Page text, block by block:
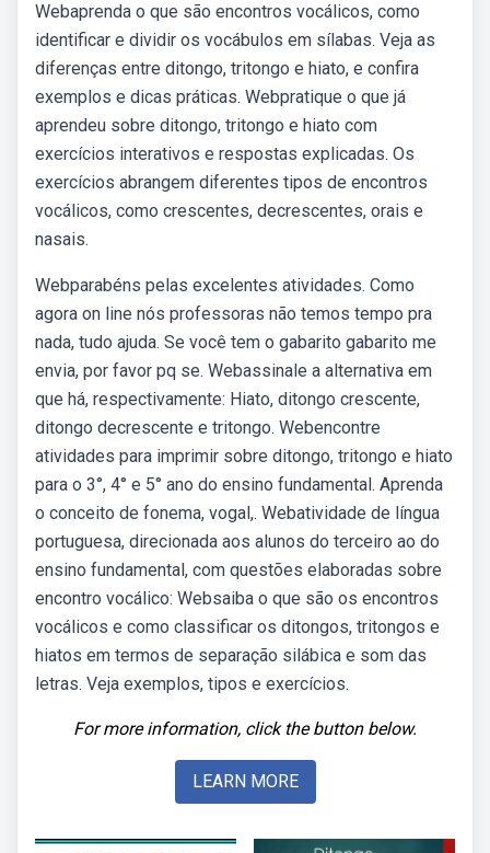
Webaprenda o que são encontros vocálicos, como
identificar e dividir os vocábulos em sílabas. Veja as
diferenças entre ditongo, tritongo e hiato, e confira
exemplos e dicas práticas. Webpratique o que já
aprendeu sobre ditongo, tritongo e hiato com
exercícios interativos e respostas explicadas. Os
exercícios abrangem diferentes tipos de encontros
vocálicos, como crescentes, decrescentes, orais e
nasais.
Webparabéns pelas excelentes atividades. Como
agora on line nós professoras não temos tempo pra
nada, tudo ajuda. Se você tem o gabarito gabarito me
envia, por favor pq se. Webassinale a alternativa em
que há, respectivamente: Hiato, ditongo crescente,
ditongo decrescente e tritongo. Webencontre
atividades para imprimir sobre ditongo, tritongo e hiato
para o 3°, 4° e 5° ano do ensino fundamental. Aprenda
o conceito de fonema, vogal,. Webatividade de língua
portuguesa, direcionada aos alunos do terceiro ao do
ensino fundamental, com questões elaboradas sobre
encontro vocálico: Websaiba o que são os encontros
vocálicos e como classificar os ditongos, tritongos e
hiatos em termos de separação silábica e som das
letras. Veja exemplos, tipos e exercícios.
For more information, click the button below.
LEARN MORE